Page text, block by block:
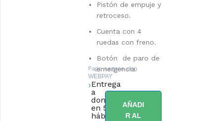
Pistón de empuje y
retroceso.
Cuenta con 4
ruedas con freno.
Botón de paro de
emergencia.
Pago seguro con
WEBPAY
Entrega
a
domicilio
en 5 días
hábiles.
AÑADI
R AL